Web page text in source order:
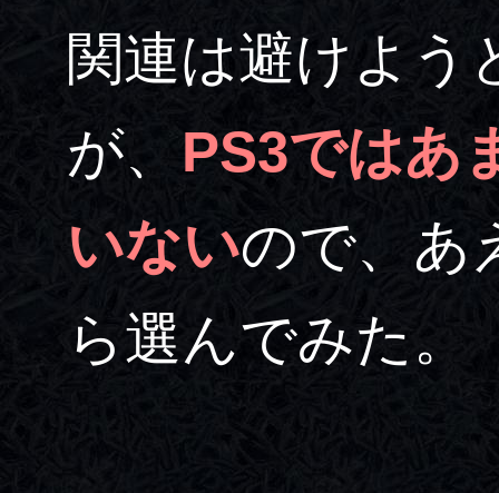
関連は避けよう
が、 PS3ではあ
いないので、あ
ら選んでみた。